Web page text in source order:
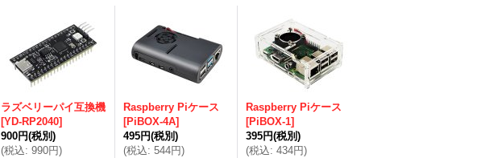
ラズベリーパイ互換機
[YD-RP2040]
900円(税別)
(税込: 990円)
Raspberry Piケース
[PiBOX-4A]
495円(税別)
(税込: 544円)
Raspberry Piケース
[PiBOX-1]
395円(税別)
(税込: 434円)